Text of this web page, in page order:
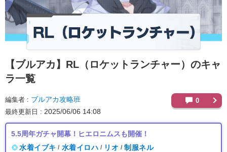
【ブルアカ】 RL（ロケットランチャー）のキャ
ラ一覧
編集者 ブルアカ攻略班
最終更新日 2025/06/06 14:08
0
5.5周年ガチャ開幕！ヒエロニムスも開催！
水着イブキ / 水着イロハ / リオ / 制服ネル